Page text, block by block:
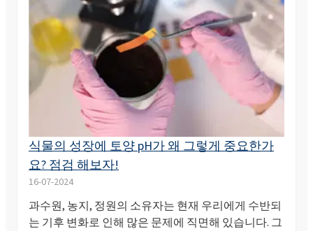
식물의 성장에 토양 pH가 왜 그렇게 중요한가
요? 점검 해보자!
16-07-2024
과수원, 농지, 정원의 소유자는 현재 우리에게 수반되
는 기후 변화로 인해 많은 문제에 직면해 있습니다. 그